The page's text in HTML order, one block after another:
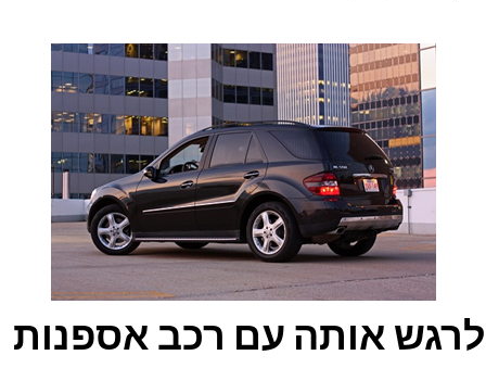
לרגש אותה עם רכב אספנות